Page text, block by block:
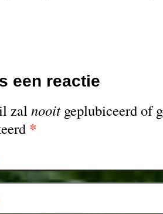
een reactie
zalnooitgeplubiceerd of
*